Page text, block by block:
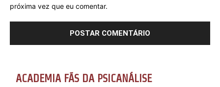
próxima vez que eu comentar.
ACADEMIA FÃS DA PSICANÁLISE